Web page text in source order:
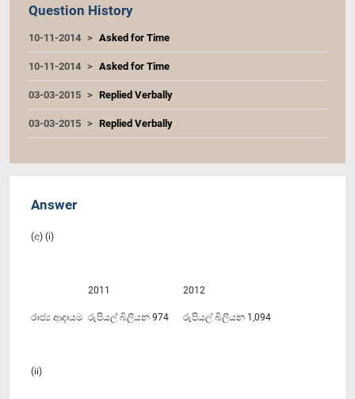
Question History
10-11-2014 Asked for Time
10-11-2014 Asked for Time
03-03-2015 Replied Verbally
03-03-2015 Replied Verbally
Answer
(අ) (i)
2011 2012
රාජ්‍ය ආදායම රුපියල් බිලියන 974 රුපියල් බිලියන 1,094
(ii)